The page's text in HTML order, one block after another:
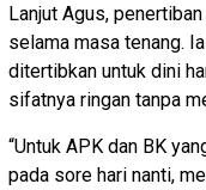
Lanjut Agus,
selama masa tenang.
ditertibkan untuk dini
sifatnya ringan tanpa
“Untuk APK dan BK
pada sore hari nanti,